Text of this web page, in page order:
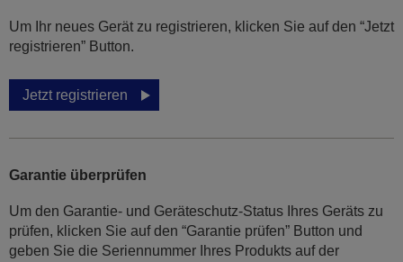
Um Ihr neues Gerät zu registrieren, klicken Sie auf den “Jetzt
registrieren” Button.
Jetzt registrieren
Garantie überprüfen
Um den Garantie- und Geräteschutz-Status Ihres Geräts zu
prüfen, klicken Sie auf den “Garantie prüfen” Button und
geben Sie die Seriennummer Ihres Produkts auf der